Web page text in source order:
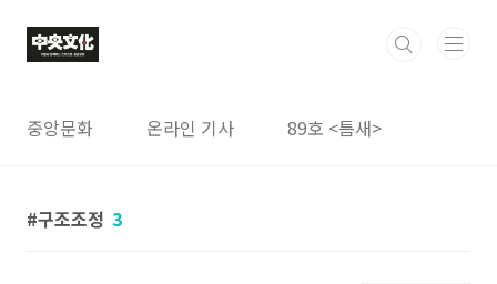
중앙문화 온라인 기사 89호 <틈새>
구조조정 3